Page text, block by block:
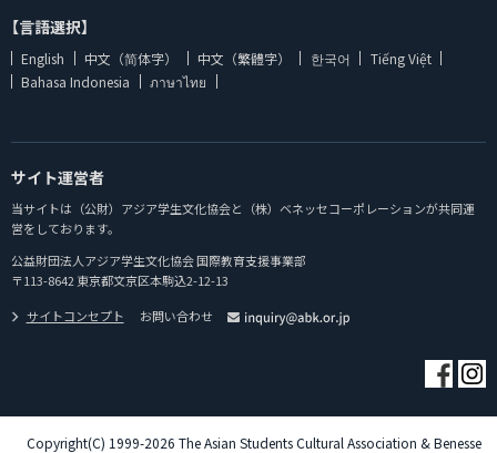
【言語選択】
English 中文（简体字） 中文（繁體字） 한국어
Tiếng Việt
Bahasa Indonesia
ภาษาไทย
サイト運営者
当サイトは（公財）アジア学生文化協会と（株）ベネッセコーポレーションが共同運
営をしております。
公益財団法人アジア学生文化協会 国際教育支援事業部
〒113-8642 東京都文京区本駒込2-12-13
サイトコンセプト
お問い合わせ
Copyright(C) 1999-2026 The Asian Students Cultural Association & Benesse